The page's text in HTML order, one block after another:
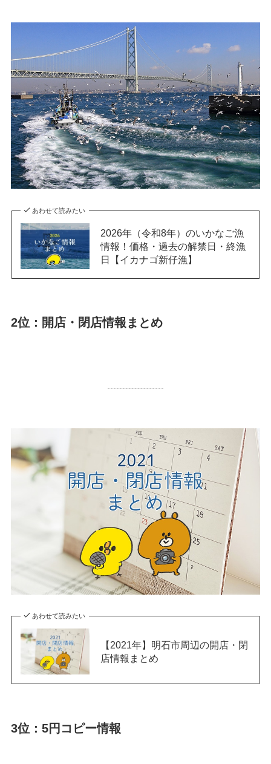
あわせて読みたい
2026年（令和8年）のいかなご漁
情報！価格・過去の解禁日・終漁
日【イカナゴ新仔漁】
2位：開店・閉店情報まとめ
あわせて読みたい
【2021年】明石市周辺の開店・閉
店情報まとめ
3位：5円コピー情報